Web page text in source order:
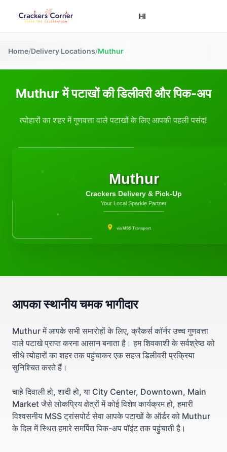
HI
Home/Delivery Locations/Muthur
Muthur में पटाखों की डिलीवरी और पिक-अप
त्योहारों का शहर में गुणवत्ता वाले पटाखों के लिए आपकी पहली पसंद!
Muthur
Crackers Delivery & Pick-Up
Your Local Sparkle Partner
via MSS Transport
आपका स्थानीय चमक भागीदार
Muthur में आपके सभी समारोहों के लिए, क्रैकर्स कॉर्नर उच्च गुणवत्ता
वाले पटाखे प्राप्त करना आसान बनाता है। हम शिवकाशी के सर्वश्रेष्ठ को
सीधे त्योहारों का शहर तक पहुंचाकर एक सहज डिलीवरी प्रक्रिया
सुनिश्चित करते हैं।
चाहे दिवाली हो, शादी हो, या City Center, Downtown, Main
Market जैसे लोकप्रिय क्षेत्रों में कोई विशेष कार्यक्रम हो, हमारी
विश्वसनीय MSS ट्रांसपोर्ट सेवा आपके पटाखों के ऑर्डर को Muthur
के दिल में स्थित हमारे समर्पित पिक-अप पॉइंट तक पहुंचाती है।